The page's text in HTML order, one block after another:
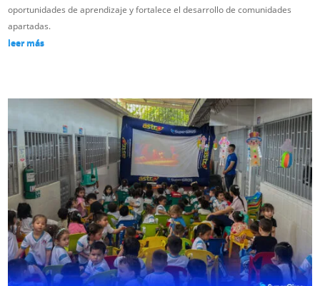
oportunidades de aprendizaje y fortalece el desarrollo de comunidades
apartadas.
leer más